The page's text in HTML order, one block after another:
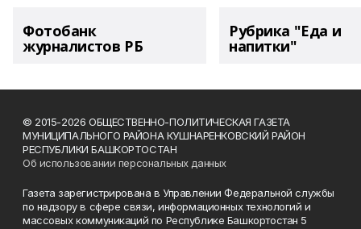
Фотобанк
журналистов РБ
Рубрика "Еда и
напитки"
© 2015-2026 ОБЩЕСТВЕННО-ПОЛИТИЧЕСКАЯ ГАЗЕТА
МУНИЦИПАЛЬНОГО РАЙОНА КУШНАРЕНКОВСКИЙ РАЙОН
РЕСПУБЛИКИ БАШКОРТОСТАН
Об использовании персональных данных
Газета зарегистрирована в Управлении Федеральной службы
по надзору в сфере связи, информационных технологий и
массовых коммуникаций по Республике Башкортостан 5